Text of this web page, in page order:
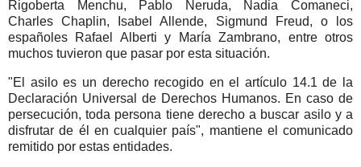
Rigoberta Menchu, Pablo Neruda, Nadia Comaneci,
Charles Chaplin, Isabel Allende, Sigmund Freud, o los
españoles Rafael Alberti y María Zambrano, entre otros
muchos tuvieron que pasar por esta situación.
"El asilo es un derecho recogido en el artículo 14.1 de la
Declaración Universal de Derechos Humanos. En caso de
persecución, toda persona tiene derecho a buscar asilo y a
disfrutar de él en cualquier país", mantiene el comunicado
remitido por estas entidades.